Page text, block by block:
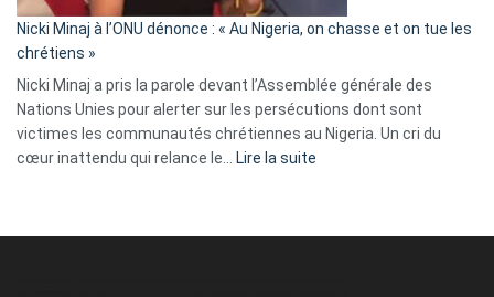
parle
ses
tripes »
Nicki Minaj à l’ONU dénonce : « Au Nigeria, on chasse et on tue les
chrétiens »
Nicki Minaj a pris la parole devant l’Assemblée générale des
Nations Unies pour alerter sur les persécutions dont sont
victimes les communautés chrétiennes au Nigeria. Un cri du
cœur inattendu qui relance le… Lire la suite